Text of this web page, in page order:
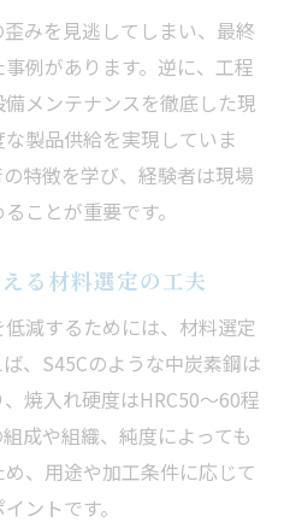
みを見逃してしまい、最終
例があります。逆に、工程
メンテナンスを徹底した現
製品供給を実現していま
特徴を学び、経験者は現場
ことが重要です。
る材料選定の工夫
減するためには、材料選定
、S45Cのような中炭素鋼は
焼入れ硬度はHRC50〜60程
成や組織、純度によっても
、用途や加工条件に応じて
ントです。